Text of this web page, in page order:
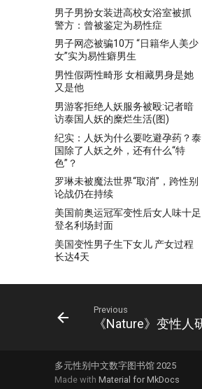
男子男扮女装进高校女浴室被抓
警方：曾被鉴定为易性症
男子网恋被骗10万 “日籍华人美少
女”实为易性癖男生
男性假两性畸形 女相藏男身是她
又是他
男游客拒绝人妖服务被殴:记者暗
访泰国人妖的糜烂生活(图)
纪实：人妖为什么要吃避孕药？泰
国除了人妖之外，还有什么“特
色”？
罗琳未被魔法世界“取消”，跨性别
论战仍在持续
美国前奥运冠军变性后女人味十足
登名利场封面
美国变性男子生下女儿 产女过程
长达4天
变性行为与更大的心理健康症状风
艾伯塔省提出了关于跨性别青年保
健、学生代词、选择性教育的法案
什么后果
药娘的全面战争：被困在男性躯壳
Previous
多元性别中文数字图书馆 2025
Made with Material for MkDocs